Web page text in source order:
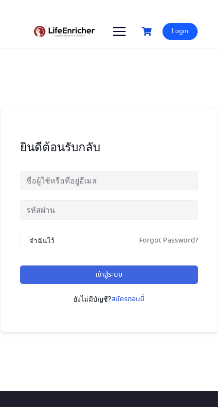
Login
ยินดีต้อนรับกลับ
จำฉันไว้ Forgot Password?
เข้าสู่ระบบ
ยังไม่มีบัญชี?สมัครตอนนี้